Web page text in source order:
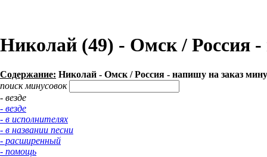
Николай (49) - Омск / Россия
Содержание: Николай - Омск / Россия - напишу на заказ
поиск минусовок
- везде
- везде
- в исполнителях
- в названии песни
- расширенный
- помощь